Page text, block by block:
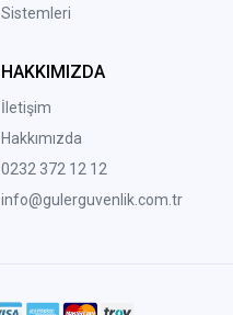
Sistemleri
HAKKIMIZDA
İletişim
Hakkımızda
0232 372 12 12
info@gulerguvenlik.com.tr